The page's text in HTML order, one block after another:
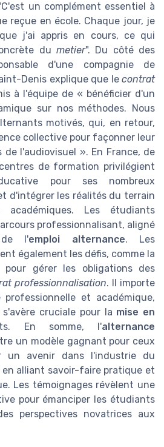
un complément essentiel à
reçue en école. Chaque jour, je
j'ai appris en cours, ce qui
du metier". Du côté des
d'une compagnie de
Denis explique que le contrat
à l'équipe de « bénéficier d'un
sur nos méthodes. Nous
motivés, qui, en retour,
collective pour façonner leur
de l'audiovisuel ». En France, de
de formation privilégient
pour ses nombreux
d'intégrer les réalités du terrain
académiques. Les étudiants
professionnalisant, aligné
de l'emploi alternance. Les
également les défis, comme la
pour gérer les obligations des
professionnalisation. Il importe
et académique,
cruciale pour la mise en
En somme, l'alternance
un modèle gagnant pour ceux
un avenir dans l'industrie du
en alliant savoir-faire pratique et
Les témoignages révèlent une
pour émanciper les étudiants
perspectives novatrices aux